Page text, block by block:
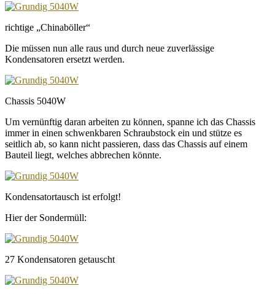
richtige „Chinaböller“
Die müssen nun alle raus und durch neue zuverlässige
Kondensatoren ersetzt werden.
Chassis 5040W
Um vernünftig daran arbeiten zu können, spanne ich das Chassis
immer in einen schwenkbaren Schraubstock ein und stütze es
seitlich ab, so kann nicht passieren, dass das Chassis auf einem
Bauteil liegt, welches abbrechen könnte.
Kondensatortausch ist erfolgt!
Hier der Sondermüll:
27 Kondensatoren getauscht